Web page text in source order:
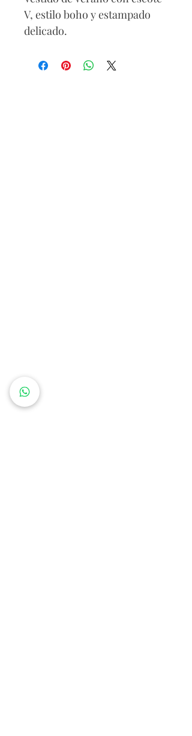
V, estilo boho y estampado
delicado.
Composición